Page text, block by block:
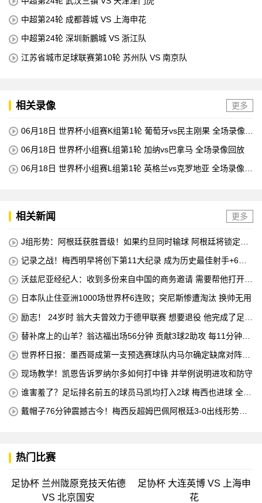
中超第24轮 成都蓉城 VS 上海申花
中超第24轮 深圳新鵬城 VS 浙江队
江苏省城市足球联赛第10轮 苏州队 VS 南京队
相关录像 更多
06月18日 世界杯小组赛K组第1轮 葡萄牙vs民主刚果 全场录像回
06月18日 世界杯小组赛L组第1轮 加纳vs巴拿马 全场录像回放
06月18日 世界杯小组赛L组第1轮 英格兰vs克罗地亚 全场录像回
相关新闻 更多
J组形势：阿根廷获胜晋级！如果约旦同时输球 阿根廷将锁定榜
记录之战！梅西明早将创下第11大纪录 成为历史最佳射手+6次
沃兹尼亚经纪人：收到多份来自中国的商务邀请 需要帮他打开中
日本队止住亚洲1000场世界杯6连败；突尼斯惨遭淘汰 换帅无用
励志！ 24岁时 翁大夫曾效力于德甲联赛 想要退役 他完成了足球
替补席上的山羊？翁达福出场56分钟 贡献3球2助攻 每11分钟参
世界杯日报：墨西哥成第一支预选赛球队内马尔确定缺席对阵海
现场教学！凯恩告诉罗纳尔多如何打中锋 并举例说明进攻和防守
谁害羞了？足坛排名前五的球员马凯均打入2球 梅西也进球 全场
戴帽子76分钟震撼古今！梅西反超姆巴佩阿根廷3-0出线形势看
热门比赛
足协杯 兰州陇原竞技天佑德
VS 北京国安
足协杯 大连英博 VS 上海申
花